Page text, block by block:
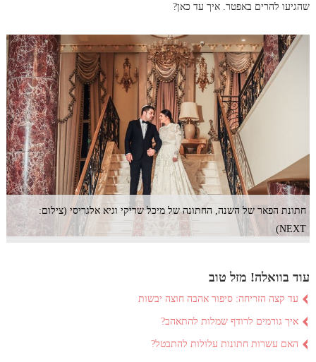
שהגיעו להרים באפטר. איך עד כאן?
חתונת הפאר של השנה, החתונה של מיכל שריקי וגיא אלגריסי (צילום:
NEXT)
עוד בוואלה! מזל טוב
עד קצה הזריחה: סיפור אהבה חוצה יבשות
איך גורמים לרודף שמלות להתאהב?
האם עשרות חתונות עלולות להתבטל?